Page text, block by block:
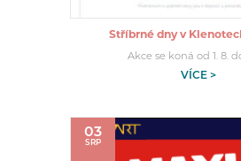
Stříbrné dny v
Akce se koná od 1. 8.
VÍCE >
03
SRP